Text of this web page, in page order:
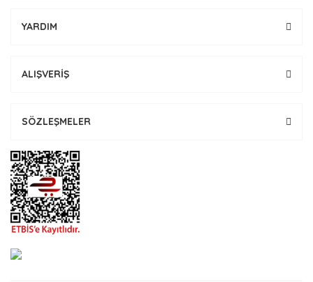
YARDIM
ALIŞVERİŞ
SÖZLEŞMELER